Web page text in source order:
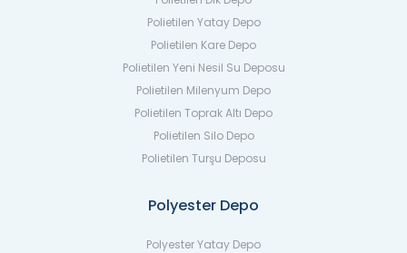
Polietilen Yatay Depo
Polietilen Kare Depo
Polietilen Yeni Nesil Su Deposu
Polietilen Milenyum Depo
Polietilen Toprak Altı Depo
Polietilen Silo Depo
Polietilen Turşu Deposu
Polyester Depo
Polyester Yatay Depo